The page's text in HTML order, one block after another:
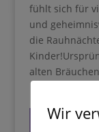
fühlt sich für
und
die
alten
Wir